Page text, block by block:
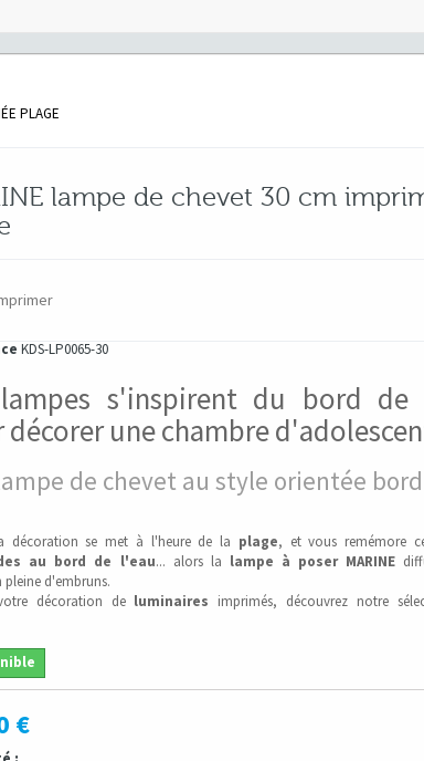
PLAGE
lampe de chevet 30 cm
KDS-LP0065-30
s'inspirent du bord de
décorer une chambre
de chevet au style orientée
décoration se met à l'heure de la plage, et vous remémore
au bord de l'eau... alors la lampe à poser MARINE
pleine d'embruns.
décoration de luminaires imprimés, découvrez notre
€